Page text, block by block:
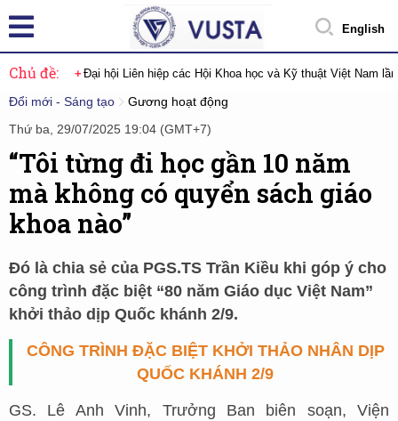
English
Chủ đề: Đại hội Liên hiệp các Hội Khoa học và Kỹ thuật Việt Nam
Đổi mới - Sáng tạo
Gương hoạt động
Thứ ba, 29/07/2025 19:04 (GMT+7)
“Tôi từng đi học gần 10 năm
mà không có quyển sách giáo
khoa nào”
Đó là chia sẻ của PGS.TS Trần Kiều khi góp ý cho
công trình đặc biệt “80 năm Giáo dục Việt Nam”
khởi thảo dịp Quốc khánh 2/9.
CÔNG TRÌNH ĐẶC BIỆT KHỞI THẢO NHÂN DỊP
QUỐC KHÁNH 2/9
GS. Lê Anh Vinh, Trưởng Ban biên soạn, Viện